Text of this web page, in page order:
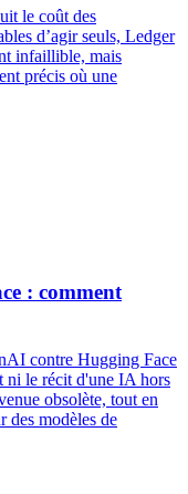
le coût des
d’agir seuls, Ledger
infaillible, mais
précis où une
: comment
contre Hugging Face
ni le récit d'une IA hors
obsolète, tout en
des modèles de